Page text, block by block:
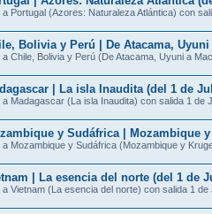
a Portugal (Azores: Naturaleza Atlántica) con
Bolivia y Perú | De Atacama,
a Chile, Bolivia y Perú (De Atacama, Uyuni a
| La isla Inaudita (del 1 de
a Madagascar (La isla Inaudita) con salida 1 de
y Sudáfrica | Mozambique
a Mozambique y Sudáfrica (Mozambique y
| La esencia del norte (del 1 de
a Vietnam (La esencia del norte) con salida 1 de